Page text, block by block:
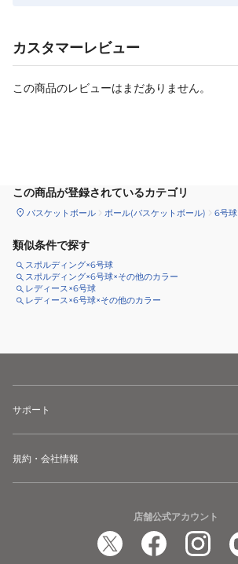
カスタマーレビュー
この商品のレビューはまだありません。
この商品が登録されているカテゴリ
バスケットボール ボール(バスケットボール) 6号球
類似条件で探す
スポルディング×6号球
スポルディング×6号球×その他のカラー
レディース×6号球
レディース×6号球×その他のカラー
サポート
規約・会社情報
店舗公式アカウント